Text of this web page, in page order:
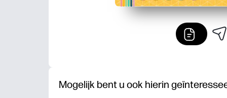
Mogelijk bent u ook hierin